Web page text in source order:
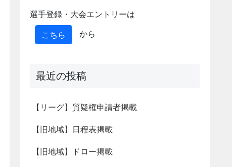
選手登録・大会エントリーは
こちら
から
最近の投稿
【リーグ】質疑権申請者掲載
【旧地域】日程表掲載
【旧地域】ドロー掲載